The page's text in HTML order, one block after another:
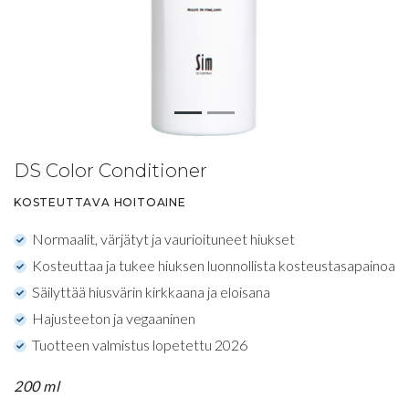
DS Color Conditioner
KOSTEUTTAVA HOITOAINE
Normaalit, värjätyt ja vaurioituneet hiukset
Kosteuttaa ja tukee hiuksen luonnollista kosteustasapainoa
Säilyttää hiusvärin kirkkaana ja eloisana
Hajusteeton ja vegaaninen
Tuotteen valmistus lopetettu 2026
200 ml